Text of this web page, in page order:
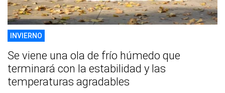
INVIERNO
Se viene una ola de frío húmedo que
terminará con la estabilidad y las
temperaturas agradables